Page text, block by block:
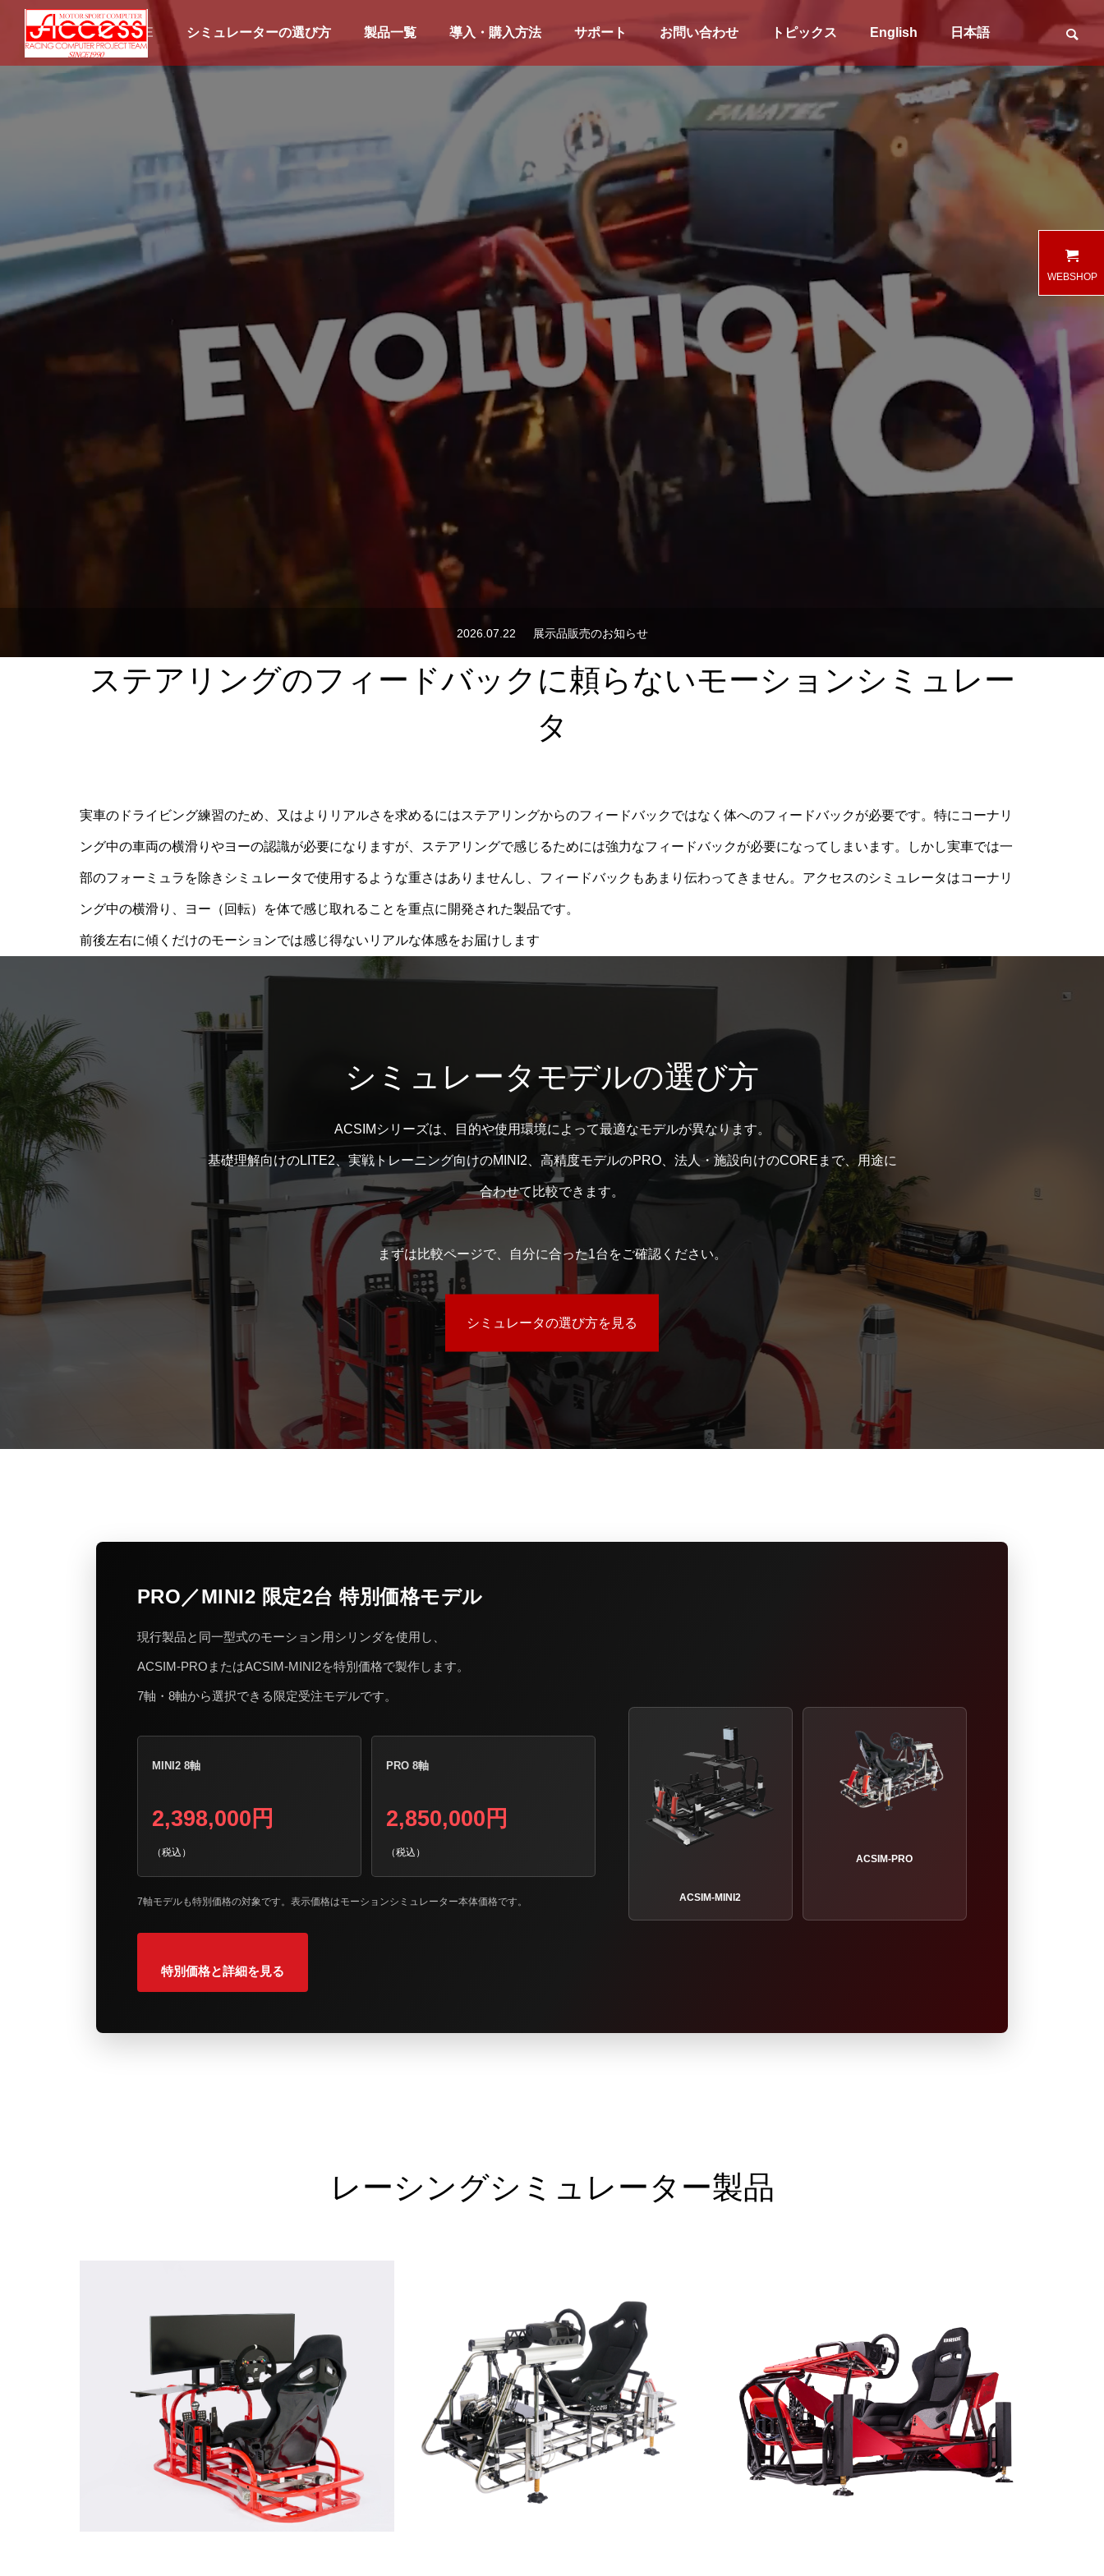
HOME シミュレーターの選び方 製品一覧 導入・購入方法 サポート お問い合わせ トピックス English 日本語
2026.07.22 展示品販売のお知らせ
ステアリングのフィードバックに頼らないモーションシミュレー
タ
実車のドライビング練習のため、又はよりリアルさを求めるにはステアリングからのフィードバックではなく体へのフィードバックが必要です。特にコーナリ
ング中の車両の横滑りやヨーの認識が必要になりますが、ステアリングで感じるためには強力なフィードバックが必要になってしまいます。しかし実車では一
部のフォーミュラを除きシミュレータで使用するような重さはありませんし、フィードバックもあまり伝わってきません。アクセスのシミュレータはコーナリ
ング中の横滑り、ヨー（回転）を体で感じ取れることを重点に開発された製品です。
前後左右に傾くだけのモーションでは感じ得ないリアルな体感をお届けします
シミュレータモデルの選び方
ACSIMシリーズは、目的や使用環境によって最適なモデルが異なります。
基礎理解向けのLITE2、実戦トレーニング向けのMINI2、高精度モデルのPRO、法人・施設向けのCOREまで、用途に
合わせて比較できます。
まずは比較ページで、自分に合った1台をご確認ください。
シミュレータの選び方を見る
PRO／MINI2 限定2台 特別価格モデル
現行製品と同一型式のモーション用シリンダを使用し、
ACSIM-PROまたはACSIM-MINI2を特別価格で製作します。
7軸・8軸から選択できる限定受注モデルです。
MINI2 8軸
2,398,000円
（税込）
PRO 8軸
2,850,000円
（税込）
7軸モデルも特別価格の対象です。表示価格はモーションシミュレーター本体価格です。
特別価格と詳細を見る
ACSIM-MINI2
ACSIM-PRO
レーシングシミュレーター製品
WEBSHOP